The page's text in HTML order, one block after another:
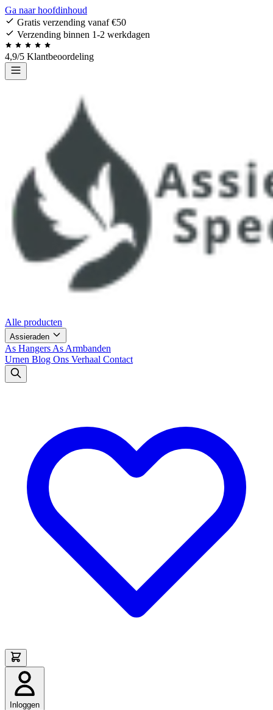
Ga naar hoofdinhoud
Gratis verzending vanaf €50
Verzending binnen 1-2 werkdagen
4,9/5 Klantbeoordeling
Alle producten
Assieraden
As Hangers As Armbanden
Urnen Blog Ons Verhaal Contact
Inloggen